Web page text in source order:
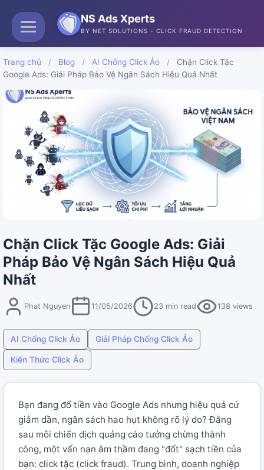
NS Ads Xperts
BY NET SOLUTIONS - CLICK FRAUD DETECTION
Trang chủ / Blog / AI Chống Click Ảo /
Chặn Click Tặc
Google Ads: Giải Pháp Bảo Vệ Ngân Sách Hiệu Quả Nhất
Chặn Click Tặc Google Ads: Giải
Pháp Bảo Vệ Ngân Sách Hiệu Quả
Nhất
Phat Nguyen 11/05/2026 23 min read 138 views
AI Chống Click Ảo Giải Pháp Chống Click Ảo
Kiến Thức Click Ảo
Bạn đang đổ tiền vào Google Ads nhưng hiệu quả cứ
giảm dần, ngân sách hao hụt không rõ lý do? Đằng
sau mỗi chiến dịch quảng cáo tưởng chừng thành
công, một vấn nạn âm thầm đang "đốt" sạch tiền của
bạn: click tặc (click fraud). Trung bình, doanh nghiệp